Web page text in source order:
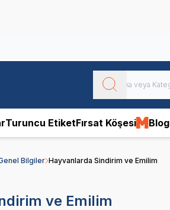
Turuncu EtiketFırsat Köşesi Blog
Bilgiler Hayvanlarda Sindirim ve Emilim
ve Emilim